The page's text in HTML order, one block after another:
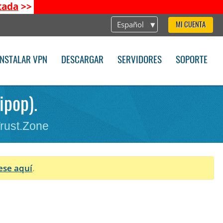
>>
Español MI CUENTA
INSTALAR VPN DESCARGAR SERVIDORES SOPORTE
aquí.